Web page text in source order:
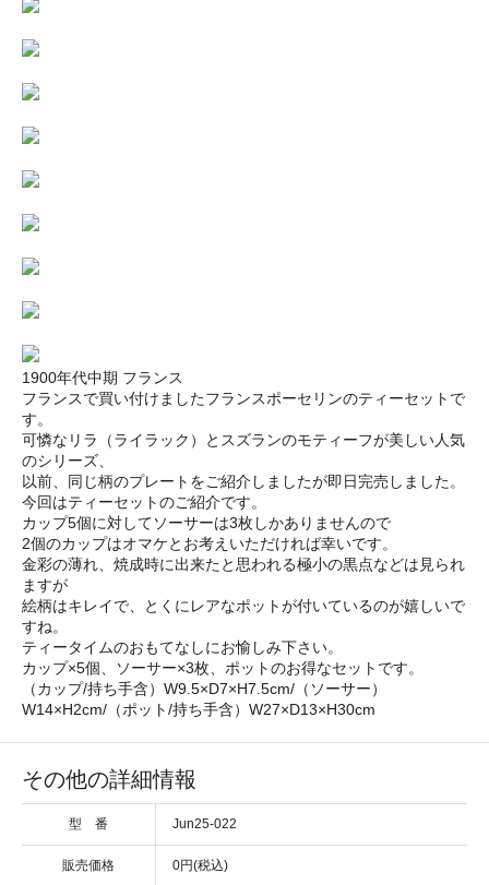
1900年代中期 フランス
フランスで買い付けましたフランスポーセリンのティーセットで
す。
可憐なリラ（ライラック）とスズランのモティーフが美しい人気
のシリーズ、
以前、同じ柄のプレートをご紹介しましたが即日完売しました。
今回はティーセットのご紹介です。
カップ5個に対してソーサーは3枚しかありませんので
2個のカップはオマケとお考えいただければ幸いです。
金彩の薄れ、焼成時に出来たと思われる極小の黒点などは見られ
ますが
絵柄はキレイで、とくにレアなポットが付いているのが嬉しいで
すね。
ティータイムのおもてなしにお愉しみ下さい。
カップ×5個、ソーサー×3枚、ポットのお得なセットです。
（カップ/持ち手含）W9.5×D7×H7.5cm/（ソーサー）
W14×H2cm/（ポット/持ち手含）W27×D13×H30cm
その他の詳細情報
型 番 Jun25-022
販売価格 0円(税込)